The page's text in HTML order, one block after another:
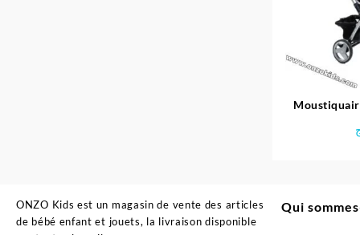
ONZO Kids est un magasin de vente des articles
de bébé enfant et jouets, la livraison disponible
Qui